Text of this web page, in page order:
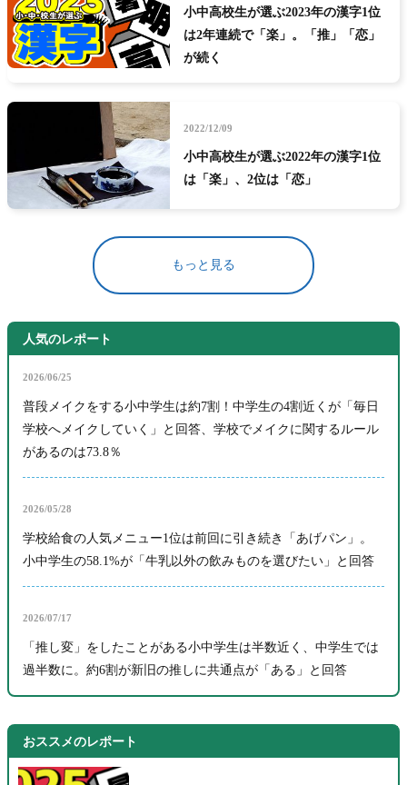
小中高校生が選ぶ2023年の漢字1位
は2年連続で「楽」。「推」「恋」
が続く
小中高校生が選ぶ2022年の漢字1位
は「楽」、2位は「恋」
2022/12/09
もっと見る
人気のレポート
2026/06/25
普段メイクをする小中学生は約7割！中学生の4割近くが「毎日
学校へメイクしていく」と回答、学校でメイクに関するルール
があるのは73.8％
2026/05/28
学校給食の人気メニュー1位は前回に引き続き「あげパン」。
小中学生の58.1%が「牛乳以外の飲みものを選びたい」と回答
2026/07/17
「推し変」をしたことがある小中学生は半数近く、中学生では
過半数に。約6割が新旧の推しに共通点が「ある」と回答
おススメのレポート